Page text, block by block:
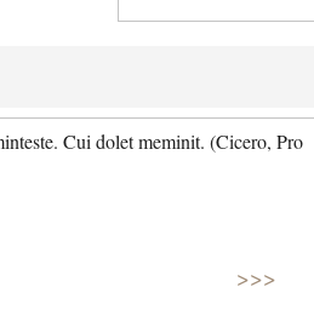
Cui dolet meminit. (Cicero, Pro
>>>